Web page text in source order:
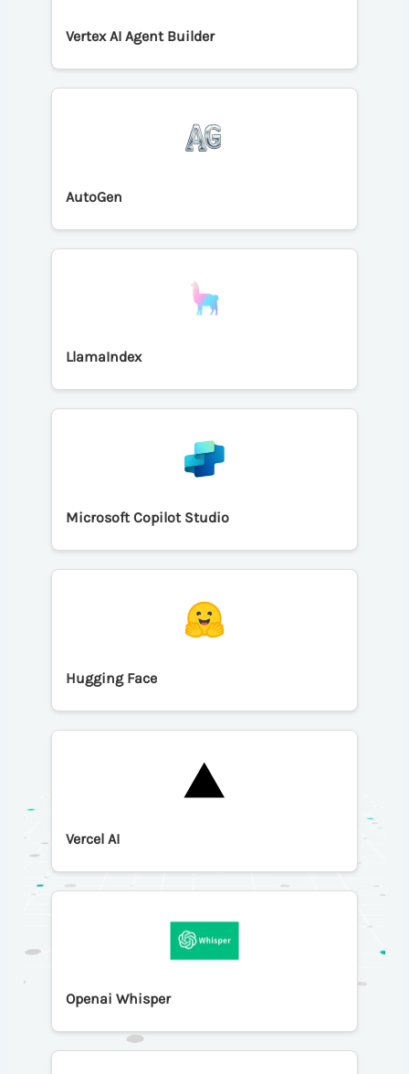
Vertex AI Agent Builder
AutoGen
LlamaIndex
Microsoft Copilot Studio
Hugging Face
Vercel AI
Openai Whisper